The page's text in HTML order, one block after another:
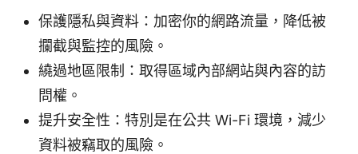
保護隱私與資料：加密你的網路流量，降低被
攔截與監控的風險。
繞過地區限制：取得區域內部網站與內容的訪
問權。
提升安全性：特別是在公共 Wi-Fi 環境，減少
資料被竊取的風險。